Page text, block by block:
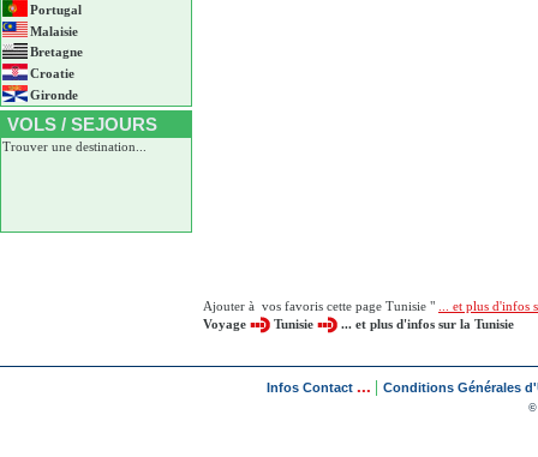
Portugal
Malaisie
Bretagne
Croatie
Gironde
VOLS / SEJOURS
Trouver une destination...
Ajouter à vos favoris cette page Tunisie "
... et plus d'infos
Voyage
Tunisie ... et plus d'infos sur la Tunisie
Infos Contact ... Conditions Générales
©